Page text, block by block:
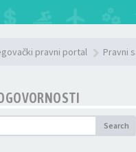
pravni portal Pravni
Search